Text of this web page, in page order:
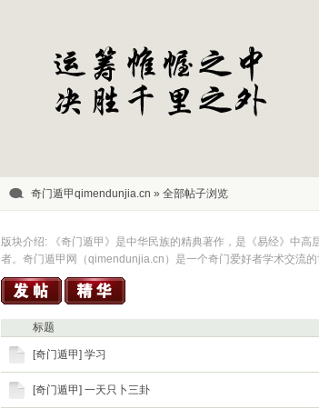
奇门遁甲qimendunjia.cn » 全部帖子浏览
版块介绍: 《奇门遁甲》是中华民族的精典著作，是《易经》中
者。奇门遁甲网（qimendunjia.cn）是一个奇门爱好者学术交流的
标题
[奇门遁甲] 学习
[奇门遁甲] 一天只卜三卦